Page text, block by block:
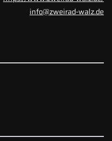
info@zweirad-walz.de